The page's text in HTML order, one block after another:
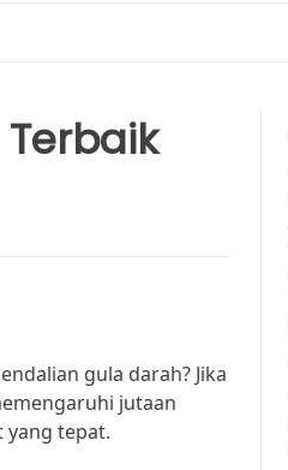
gula darah? Jika
jutaan
tepat.